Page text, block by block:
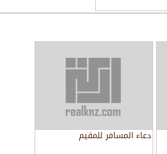
دعاء المسافر للمقيم